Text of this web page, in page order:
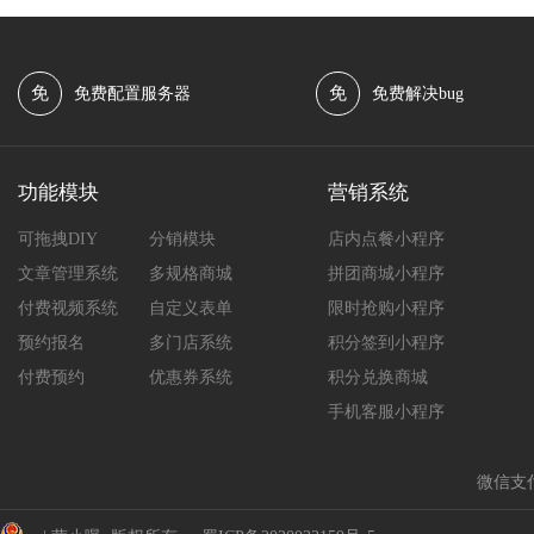
免 免费配置服务器 免 免费解决bug
功能模块
可拖拽DIY
分销模块
文章管理系统
多规格商城
付费视频系统
自定义表单
预约报名
多门店系统
付费预约
优惠券系统
营销系统
店内点餐小程序
拼团商城小程序
限时抢购小程序
积分签到小程序
积分兑换商城
手机客服小程序
微信支